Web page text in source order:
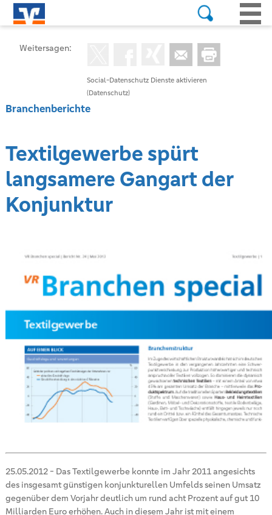
Social-Datenschutz Dienste aktivieren
(Datenschutz)
Weitersagen:
Branchenberichte
Textilgewerbe spürt
langsamere Gangart der
Konjunktur
25.05.2012- Das Textilgewerbe konnte im Jahr 2011 angesichts
des insgesamt günstigen konjunkturellen Umfelds seinen Umsatz
gegenüber dem Vorjahr deutlich um rund acht Prozent auf gut 10
Milliarden Euro erhöhen. Auch in diesem Jahr ist mit einem